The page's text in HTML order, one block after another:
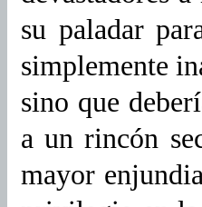
su paladar
simplemente
sino que
a un rincón
mayor